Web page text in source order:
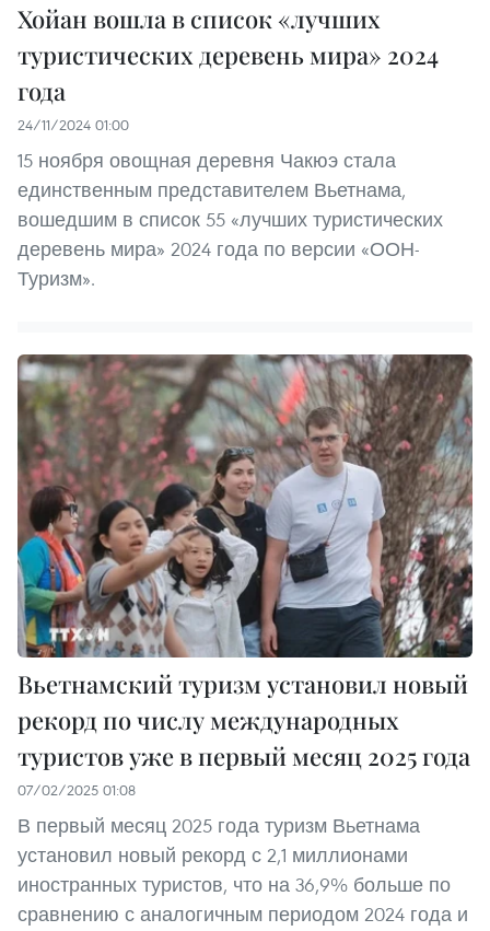
Хойан вошла в список «лучших
туристических деревень мира» 2024
года
24/11/2024 01:00
15 ноября овощная деревня Чакюэ стала
единственным представителем Вьетнама,
вошедшим в список 55 «лучших туристических
деревень мира» 2024 года по версии «ООН-
Туризм».
Вьетнамский туризм установил новый
рекорд по числу международных
туристов уже в первый месяц 2025 года
07/02/2025 01:08
В первый месяц 2025 года туризм Вьетнама
установил новый рекорд с 2,1 миллионами
иностранных туристов, что на 36,9% больше по
сравнению с аналогичным периодом 2024 года и